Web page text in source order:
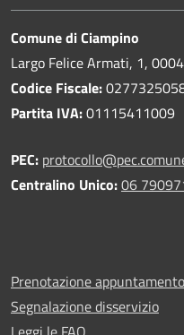
Comune di Ciampino
Largo Felice Armati, 1,
Codice Fiscale:
Partita IVA:01115411009
PEC:
Centralino Unico:06
Prenotazione appuntamento
Segnalazione disservizio